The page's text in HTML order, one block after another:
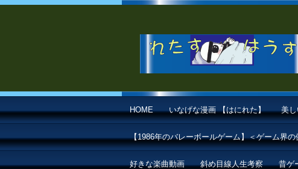
HOME いなげな漫画 【はにれた】 美
【1986年のバレーボールゲーム】＜ゲーム界
好きな楽曲動画 斜め目線人生考察 昔ゲ